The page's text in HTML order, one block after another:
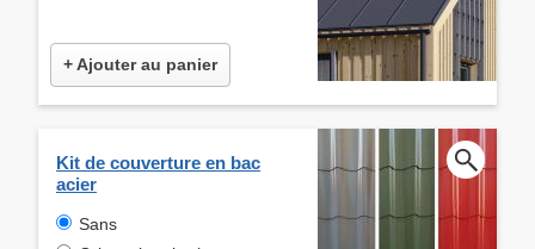
+ Ajouter au panier
Kit de couverture en bac
acier
Sans